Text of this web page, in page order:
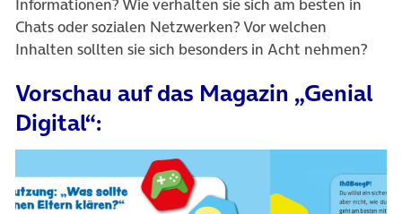
Informationen? Wie verhalten sie sich am besten in
Chats oder sozialen Netzwerken? Vor welchen
Inhalten sollten sie sich besonders in Acht nehmen?
Vorschau auf das Magazin „Genial
Digital“: